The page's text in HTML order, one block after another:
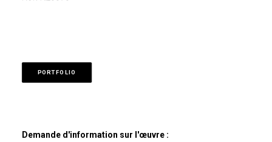
PORTFOLIO
Demande d'information sur l'œuvre :